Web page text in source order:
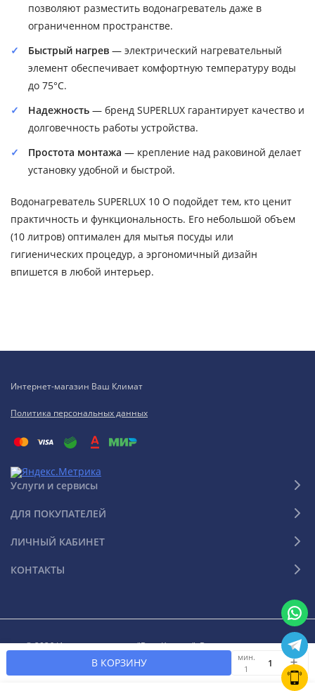
В КОРЗИНУ
мин.
1
позволяют разместить водонагреватель даже в
ограниченном пространстве.
Быстрый нагрев — электрический нагревательный
элемент обеспечивает комфортную температуру воды
до 75°C.
Надежность — бренд SUPERLUX гарантирует качество и
долговечность работы устройства.
Простота монтажа — крепление над раковиной делает
установку удобной и быстрой.
Водонагреватель SUPERLUX 10 O подойдет тем, кто ценит
практичность и функциональность. Его небольшой объем
(10 литров) оптимален для мытья посуды или
гигиенических процедур, а эргономичный дизайн
впишется в любой интерьер.
Интернет-магазин Ваш Климат
Политика персональных данных
Услуги и сервисы
ДЛЯ ПОКУПАТЕЛЕЙ
ЛИЧНЫЙ КАБИНЕТ
КОНТАКТЫ
© 2026 Интернет-магазин "Ваш Климат". Все права защищены